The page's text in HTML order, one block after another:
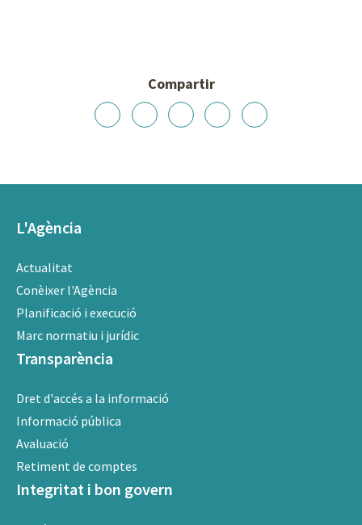
Compartir
L'Agència
Actualitat
Conèixer l'Agència
Planificació i execució
Marc normatiu i jurídic
Transparència
Dret d'accés a la informació
Informació pública
Avaluació
Retiment de comptes
Integritat i bon govern